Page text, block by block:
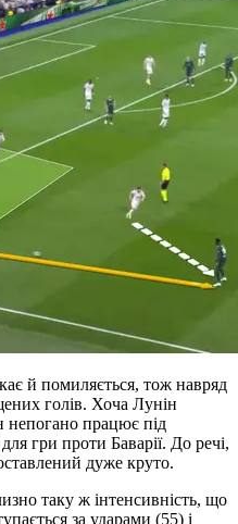
й помиляється, тож навряд
голів. Хоча Лунін
непогано працює під
гри проти Баварії. До речі,
дуже круто.
таку ж інтенсивність, що
за ударами (55) і